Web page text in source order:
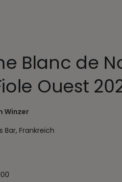
Blanc de
Ouest
Winzer
Frankreich